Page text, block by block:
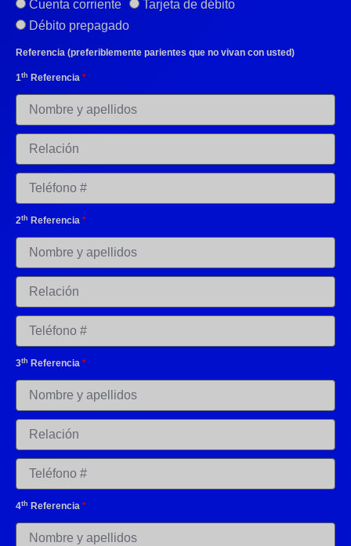
Cuenta corriente
Tarjeta de débito
Débito prepagado
Referencia (preferiblemente parientes que no vivan con usted)
1th Referencia *
2th Referencia *
3th Referencia *
4th Referencia *